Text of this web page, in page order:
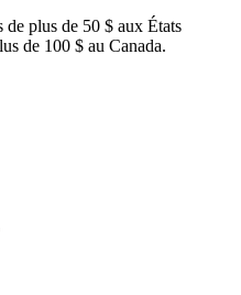
plus de 50 $ aux États
de 100 $ au Canada.